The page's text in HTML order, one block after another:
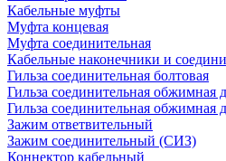
Кабельные муфты
Муфта концевая
Муфта соединительная
Кабельные наконечники и
Гильза соединительная болтовая
Гильза соединительная обжимная
Гильза соединительная обжимная
Зажим ответвительный
Зажим соединительный (СИЗ)
Коннектор кабельный